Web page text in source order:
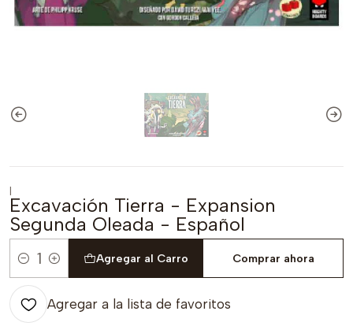
|
Excavación Tierra - Expansion
Segunda Oleada - Español
Cantidad
Agregar al Carro Comprar ahora
Agregar a la lista de favoritos